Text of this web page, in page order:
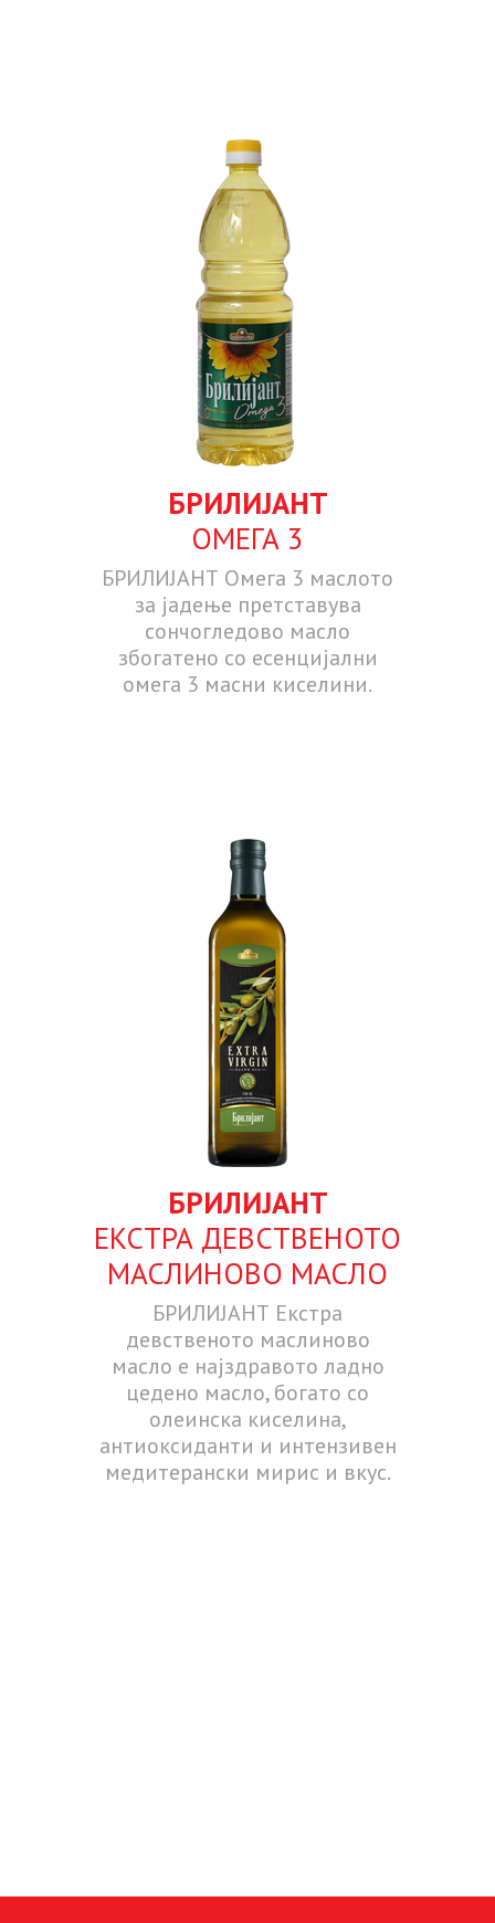
БРИЛИЈАНТ
ОМЕГА 3
БРИЛИЈАНТ Омега 3 маслото
за јадење претставува
сончогледово масло
збогатено со есенцијални
омега 3 масни киселини.
БРИЛИЈАНТ
ЕКСТРА ДЕВСТВEНОТО
МАСЛИНOВО МАСЛО
БРИЛИЈАНТ Екстра
девствeното маслинoво
масло е најздравото ладно
цедено масло, богато со
олеинска киселина,
антиоксиданти и интензивен
медитерански мирис и вкус.